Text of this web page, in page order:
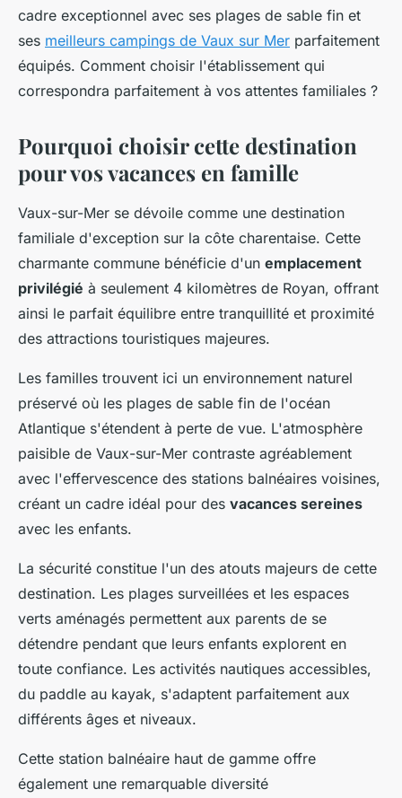
cadre exceptionnel avec ses plages de sable fin et
ses meilleurs campings de Vaux sur Mer parfaitement
équipés. Comment choisir l'établissement qui
correspondra parfaitement à vos attentes familiales ?
Pourquoi choisir cette destination
pour vos vacances en famille
Vaux-sur-Mer se dévoile comme une destination
familiale d'exception sur la côte charentaise. Cette
charmante commune bénéficie d'un emplacement
privilégié à seulement 4 kilomètres de Royan, offrant
ainsi le parfait équilibre entre tranquillité et proximité
des attractions touristiques majeures.
Les familles trouvent ici un environnement naturel
préservé où les plages de sable fin de l'océan
Atlantique s'étendent à perte de vue. L'atmosphère
paisible de Vaux-sur-Mer contraste agréablement
avec l'effervescence des stations balnéaires voisines,
créant un cadre idéal pour des vacances sereines
avec les enfants.
La sécurité constitue l'un des atouts majeurs de cette
destination. Les plages surveillées et les espaces
verts aménagés permettent aux parents de se
détendre pendant que leurs enfants explorent en
toute confiance. Les activités nautiques accessibles,
du paddle au kayak, s'adaptent parfaitement aux
différents âges et niveaux.
Cette station balnéaire haut de gamme offre
également une remarquable diversité